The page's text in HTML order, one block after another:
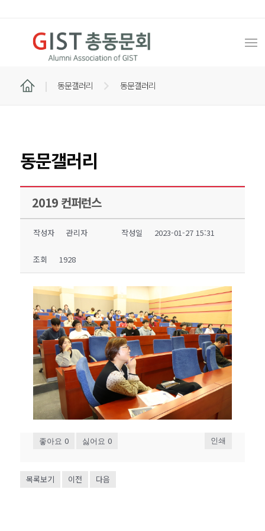
동문갤러리 동문갤러리
동문갤러리
2019 컨퍼런스
작성자 관리자 작성일 2023-01-27 15:31
조회 1928
좋아요 0 싫어요 0 인쇄
목록보기 이전 다음